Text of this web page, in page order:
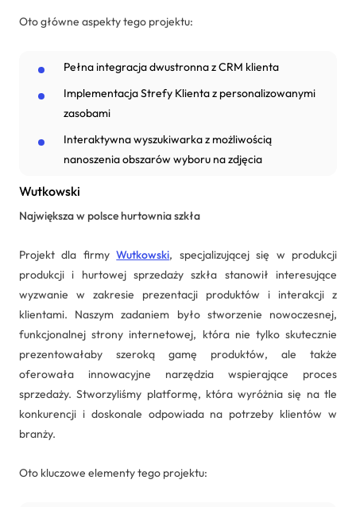
Oto główne aspekty tego projektu:
Pełna integracja dwustronna z CRM klienta
Implementacja Strefy Klienta z personalizowanymi
zasobami
Interaktywna wyszukiwarka z możliwością
nanoszenia obszarów wyboru na zdjęcia
Wutkowski
Największa w polsce hurtownia szkła
Projekt dla firmyWutkowski, specjalizującej się w produkcji
produkcji i hurtowej sprzedaży szkła stanowił interesujące
wyzwanie w zakresie prezentacji produktów i interakcji z
klientami. Naszym zadaniem było stworzenie nowoczesnej,
funkcjonalnej strony internetowej, która nie tylko skutecznie
prezentowałaby szeroką gamę produktów, ale także
oferowała innowacyjne narzędzia wspierające proces
sprzedaży. Stworzyliśmy platformę, która wyróżnia się na tle
konkurencji i doskonale odpowiada na potrzeby klientów w
branży.
Oto kluczowe elementy tego projektu: